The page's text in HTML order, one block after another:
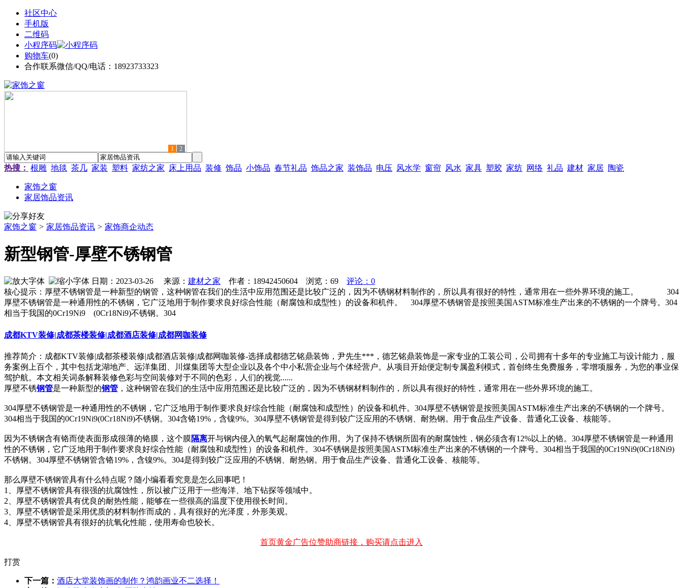
社区中心
手机版
二维码
小程序码
购物车(0)
合作联系微信/QQ/电话：18923733323
1 2
热搜： 根雕 地毯 茶几 家装 塑料 家纺之家 床上用品 装修 饰品 小饰品 春节礼品 饰品之家 装饰品 电压 风水学 窗帘 风水 家具 塑胶 家纺 网络 礼品 建材 家居 陶瓷
家饰之窗
家居饰品资讯
家饰之窗 > 家居饰品资讯 > 家饰商企动态
新型钢管-厚壁不锈钢管
日期：2023-03-26 来源： 建材之家 作者：18942450604 浏览： 69
评论：0
核心提示：厚壁不锈钢管是一种新型的钢管，这种钢管在我们的生活中应用范围还是比较广泛的，因为不锈钢材料制作的，所以具有很好的特性，通常用在一些外界环境的施工。 304
厚壁不锈钢管是一种通用性的不锈钢，它广泛地用于制作要求良好综合性能（耐腐蚀和成型性）的设备和机件。 304厚壁不锈钢管是按照美国ASTM标准生产出来的不锈钢的一个牌号。304
相当于我国的0Cr19Ni9 (0Cr18Ni9)不锈钢。304
成都KTV装修|成都茶楼装修|成都酒店装修|成都网咖装修
推荐简介：成都KTV装修|成都茶楼装修|成都酒店装修|成都网咖装修-选择成都德艺铭鼎装饰，尹先生***，德艺铭鼎装饰是一家专业的工装公司，公司拥有十多年的专业施工与设计能力，服
务案例上百个，其中包括龙湖地产、远洋集团、川煤集团等大型企业以及各个中小私营企业与个体经营户。从项目开始便定制专属盈利模式，首创终生免费服务，零增项服务，为您的事业保
驾护航。本文相关词条解释装修色彩与空间装修对于不同的色彩，人们的视觉......
厚壁不锈钢管是一种新型的钢管 ，这种钢管在我们的生活中应用范围还是比较广泛的，因为不锈钢材料制作的，所以具有很好的特性，通常用在一些外界环境的施工。
304厚壁不锈钢管是一种通用性的不锈钢，它广泛地用于制作要求良好综合性能（耐腐蚀和成型性）的设备和机件。304厚壁不锈钢管是按照美国ASTM标准生产出来的不锈钢的一个牌号。
304相当于我国的0Cr19Ni9(0Cr18Ni9)不锈钢。304含铬19%，含镍9%。304厚壁不锈钢管是得到较广泛应用的不锈钢、耐热钢。用于食品生产设备、昔通化工设备、核能等。
因为不锈钢含有铬而使表面形成很薄的铬膜，这个膜隔离开与钢内侵入的氧气起耐腐蚀的作用。为了保持不锈钢所固有的耐腐蚀性，钢必须含有12%以上的铬。304厚壁不锈钢管是一种通用
性的不锈钢，它广泛地用于制作要求良好综合性能（耐腐蚀和成型性）的设备和机件。304不锈钢是按照美国ASTM标准生产出来的不锈钢的一个牌号。304相当于我国的0Cr19Ni9(0Cr18Ni9)
不锈钢。304厚壁不锈钢管含铬19%，含镍9%。304是得到较广泛应用的不锈钢、耐热钢。用于食品生产设备、昔通化工设备、核能等。
那么厚壁不锈钢管具有什么特点呢？随小编看看究竟是怎么回事吧！
1、厚壁不锈钢管具有很强的抗腐蚀性，所以被广泛用于一些海洋、地下钻探等领域中。
2、厚壁不锈钢管具有优良的耐热性能，能够在一些很高的温度下使用很长时间。
3、厚壁不锈钢管是采用优质的材料制作而成的，具有很好的光泽度，外形美观。
4、厚壁不锈钢管具有很好的抗氧化性能，使用寿命也较长。
首页黄金广告位赞助商链接，购买请点击进入
打赏
下一篇： 酒店大堂装饰画的制作？鸿韵画业不二选择！